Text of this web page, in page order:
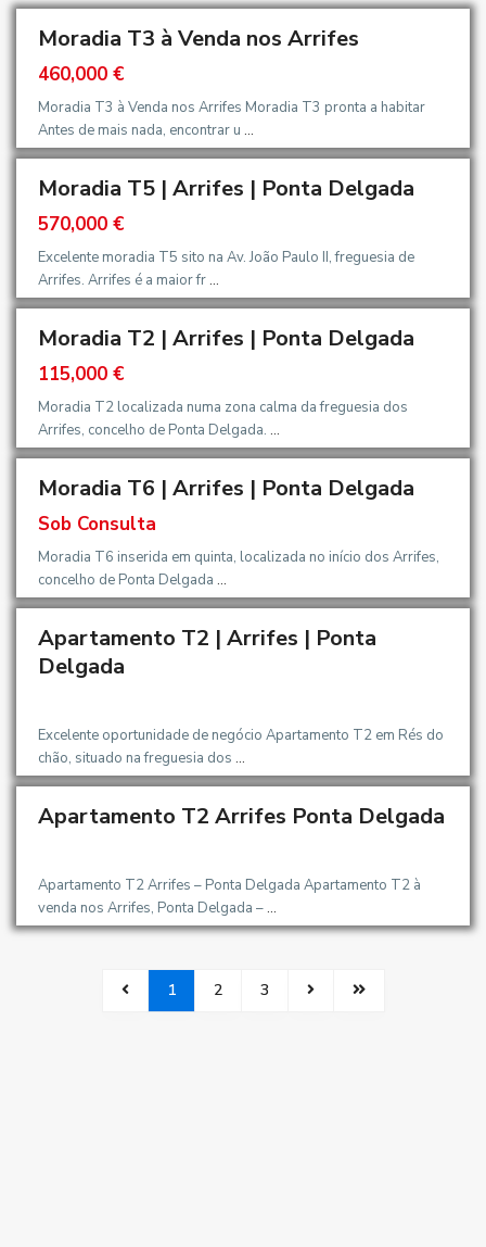
Moradia T3 à Venda nos Arrifes
460,000 €
Moradia T3 à Venda nos Arrifes Moradia T3 pronta a habitar
Antes de mais nada, encontrar u ...
Moradia T5 | Arrifes | Ponta Delgada
570,000 €
Excelente moradia T5 sito na Av. João Paulo II, freguesia de
Arrifes. Arrifes é a maior fr...
Moradia T2 | Arrifes | Ponta Delgada
115,000 €
Moradia T2 localizada numa zona calma da freguesia dos
Arrifes, concelho de Ponta Delgada. ...
Moradia T6 | Arrifes | Ponta Delgada
Sob Consulta
Moradia T6 inserida em quinta, localizada no início dos Arrifes,
concelho de Ponta Delgada ...
Apartamento T2 | Arrifes | Ponta
Delgada
Excelente oportunidade de negócio Apartamento T2 em Rés do
chão, situado na freguesia dos ...
Apartamento T2 Arrifes Ponta Delgada
Apartamento T2 Arrifes – Ponta Delgada Apartamento T2 à
venda nos Arrifes, Ponta Delgada –...
1 2 3